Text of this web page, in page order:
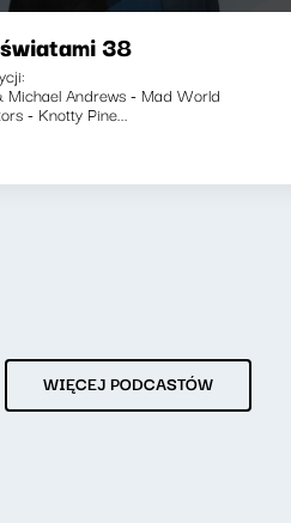
38
Michael Andrews - Mad World
- Knotty Pine...
WIĘCEJ PODCASTÓW